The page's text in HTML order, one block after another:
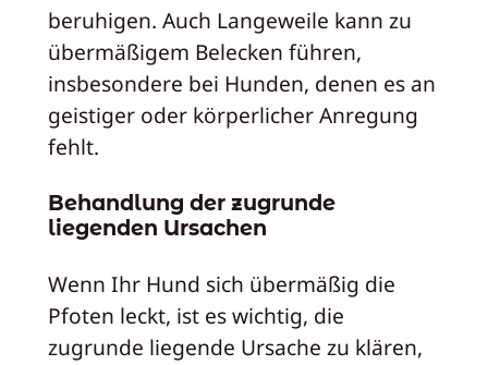
beruhigen. Auch Langeweile kann zu
übermäßigem Belecken führen,
insbesondere bei Hunden, denen es an
geistiger oder körperlicher Anregung
fehlt.
Behandlung der zugrunde
liegenden Ursachen
Wenn Ihr Hund sich übermäßig die
Pfoten leckt, ist es wichtig, die
zugrunde liegende Ursache zu klären,